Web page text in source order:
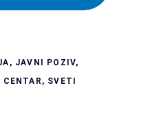
, JAVNI POZIV,
, SVETI